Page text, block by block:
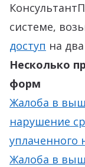
системе,
доступ на
Несколько
форм
Жалоба в
нарушение
уплаченного
Жалоба в